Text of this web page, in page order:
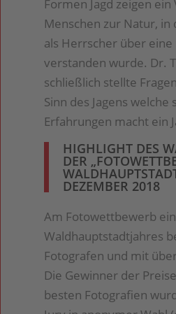
Formen Jagd zeigen
Menschen zur Natur, in
als Herrscher über
verstanden wurde. Dr.
schließlich stellte
Sinn des Jagens welche
Erfahrungen macht ein
HIGHLIGHT DES
DER
DEZEMBER 2018
Am Fotowettbewerb
Waldhauptstadtjahres
Fotografen und mit
Die Gewinner der
besten Fotografien